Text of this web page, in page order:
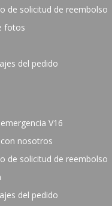
de solicitud de reembolso
fotos
del pedido
V16
nosotros
de solicitud de reembolso
del pedido